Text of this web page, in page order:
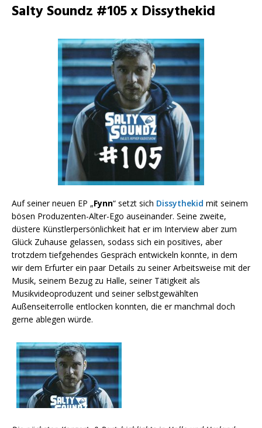
Salty Soundz #105 x Dissythekid
Auf seiner neuen EP „Fynn“ setzt sich Dissythekid mit seinem
bösen Produzenten-Alter-Ego auseinander. Seine zweite,
düstere Künstlerpersönlichkeit hat er im Interview aber zum
Glück Zuhause gelassen, sodass sich ein positives, aber
trotzdem tiefgehendes Gespräch entwickeln konnte, in dem
wir dem Erfurter ein paar Details zu seiner Arbeitsweise mit der
Musik, seinem Bezug zu Halle, seiner Tätigkeit als
Musikvideoproduzent und seiner selbstgewählten
Außenseiterrolle entlocken konnten, die er manchmal doch
gerne ablegen würde.